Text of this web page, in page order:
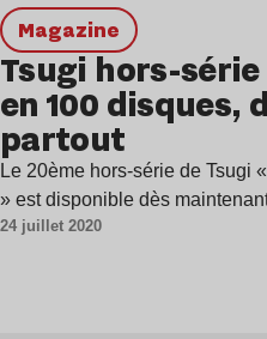
magazine
Tsugi hors-série
en 100 disques,
partout
Le 20ème hors-série de Tsugi
» est disponible dès
24 juillet 2020